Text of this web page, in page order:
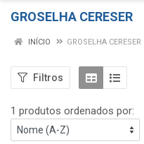
GROSELHA CERESER
INÍCIO GROSELHA CERESER
Filtros
1 produtos ordenados por: